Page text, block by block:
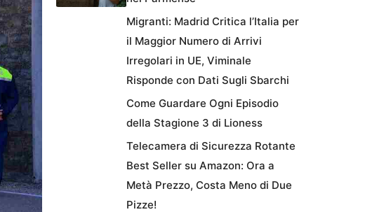
Migranti: Madrid Critica l’Italia per
il Maggior Numero di Arrivi
Irregolari in UE, Viminale
Risponde con Dati Sugli Sbarchi
Come Guardare Ogni Episodio
della Stagione 3 di Lioness
Telecamera di Sicurezza Rotante
Best Seller su Amazon: Ora a
Metà Prezzo, Costa Meno di Due
Pizze!